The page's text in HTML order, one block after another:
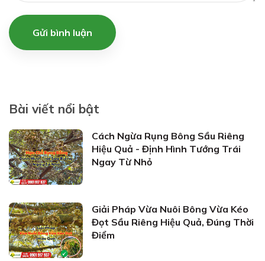
Gửi bình luận
Bài viết nổi bật
Cách Ngừa Rụng Bông Sầu Riêng
Hiệu Quả - Định Hình Tướng Trái
Ngay Từ Nhỏ
Giải Pháp Vừa Nuôi Bông Vừa Kéo
Đọt Sầu Riêng Hiệu Quả, Đúng Thời
Điểm